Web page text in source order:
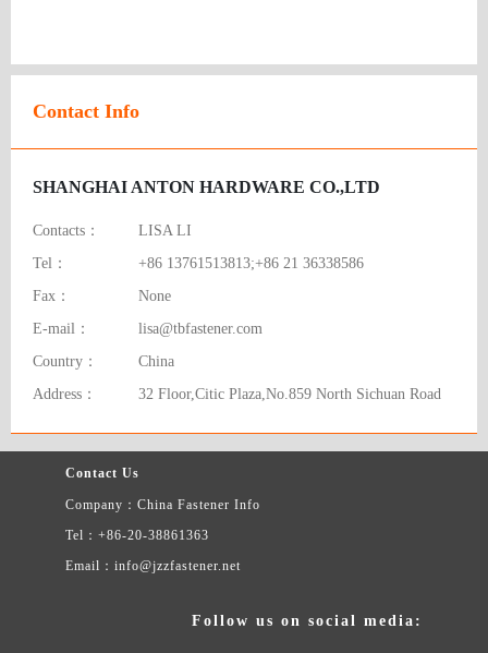
Contact Info
SHANGHAI ANTON HARDWARE CO.,LTD
Contacts：
LISA LI
Tel：
+86 13761513813;+86 21 36338586
Fax：
None
E-mail：
lisa@tbfastener.com
Country：
China
Address：
32 Floor,Citic Plaza,No.859 North Sichuan Road
Contact Us
Company：China Fastener Info
Tel：+86-20-38861363
Email：info@jzzfastener.net
Follow us on social media: